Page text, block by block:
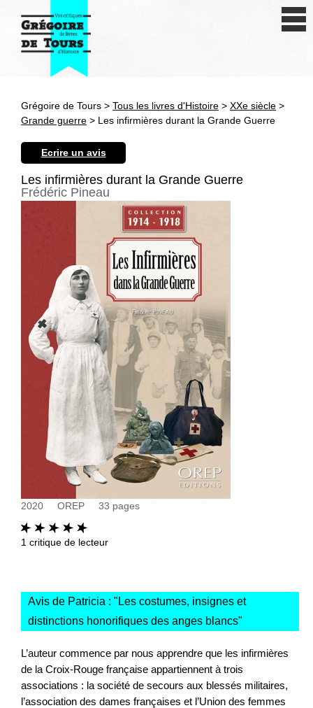
Antiquité
Epoque moderne
Révolution et XIXe siècle
XXe siècle
Autres civilisations
Thématiques
Grégoire de Tours > Tous les livres d'Histoire > XXe siècle >
Grande guerre > Les infirmières durant la Grande Guerre
Ecrire un avis
Les infirmières durant la Grande Guerre
Frédéric Pineau
2020 OREP 33 pages
1 critique de lecteur
Avis de Patricia : " Les costumes, insignes et
distinctions honorifiques des anges blancs"
L’auteur commence par nous apprendre que les infirmières
de la Croix-Rouge française appartiennent à trois
associations : la société de secours aux blessés militaires,
l’association des dames françaises et l’Union des femmes